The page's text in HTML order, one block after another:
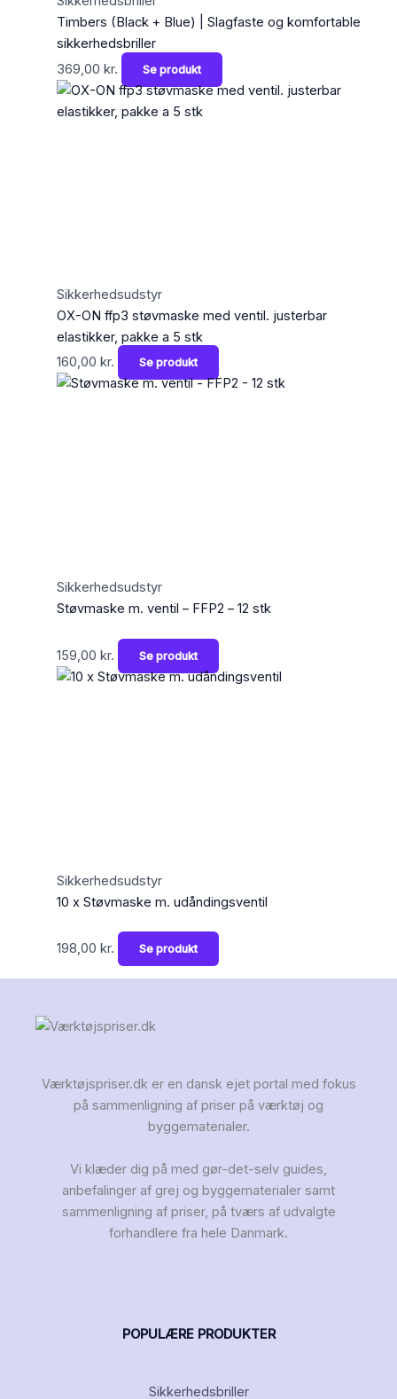
Timbers (Black + Blue) | Slagfaste og komfortable
sikkerhedsbriller
369,00 kr. Se produkt
Sikkerhedsudstyr
OX-ON ffp3 støvmaske med ventil. justerbar
elastikker, pakke a 5 stk
160,00 kr. Se produkt
Sikkerhedsudstyr
Støvmaske m. ventil – FFP2 – 12 stk
159,00 kr. Se produkt
Sikkerhedsudstyr
10 x Støvmaske m. udåndingsventil
198,00 kr. Se produkt
Værktøjspriser.dk er en dansk ejet portal med fokus
på sammenligning af priser på værktøj og
byggematerialer.
Vi klæder dig på med gør-det-selv guides,
anbefalinger af grej og byggematerialer samt
sammenligning af priser, på tværs af udvalgte
forhandlere fra hele Danmark.
POPULÆRE PRODUKTER
Sikkerhedsbriller